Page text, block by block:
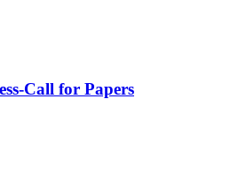
Call for Papers